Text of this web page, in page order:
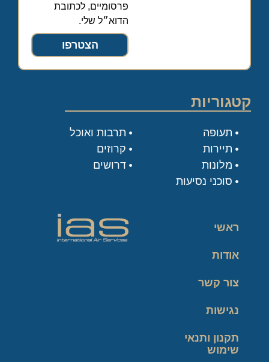
פרסומיים, לכתובת
הדוא״ל שלי.
הצטרפו
קטגוריות
תעופה
תיירות
מלונות
סוכני נסיעות
תרבות ואוכל
קרוזים
דרושים
ראשי
אודות
צור קשר
נגישות
תקנון ותנאי
שימוש